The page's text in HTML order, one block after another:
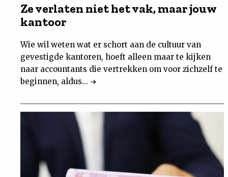
Ze verlaten niet het vak, maar jouw
kantoor
Wie wil weten wat er schort aan de cultuur van
gevestigde kantoren, hoeft alleen maar te kijken
naar accountants die vertrekken om voor zichzelf te
beginnen, aldus...